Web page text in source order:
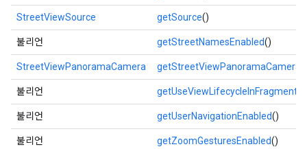
StreetViewSource getSource()
불리언 getStreetNamesEnabled()
StreetViewPanoramaCamera getStreetViewPanoramaCamera
불리언 getUseViewLifecycleInFragment
불리언 getUserNavigationEnabled()
불리언 getZoomGesturesEnabled()